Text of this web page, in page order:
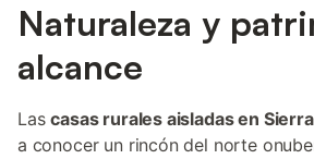
Naturaleza y
alcance
Lascasas rurales aisladas en
a conocer un rincón del norte